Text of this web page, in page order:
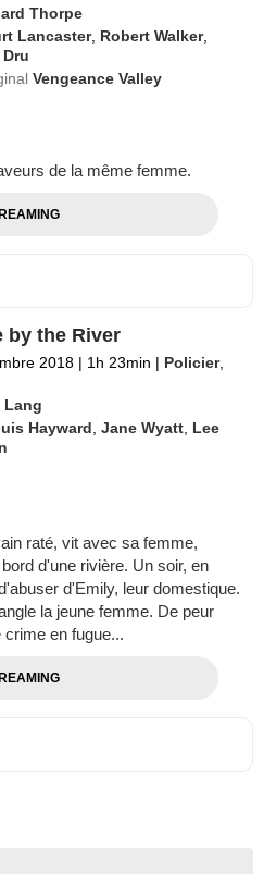
Thorpe
Lancaster, Robert Walker,
Vengeance Valley
de la même femme.
by the River
2018 | 1h 23min | Policier,
Lang
Hayward ,Jane Wyatt Lee
raté, vit avec sa femme,
d'une rivière. Un soir, en
d'Emily, leur domestique.
la jeune femme. De peur
en fugue...